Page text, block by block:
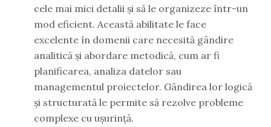
cele mai mici detalii și să le organizeze într-un
mod eficient. Această abilitate le face
excelente în domenii care necesită gândire
analitică și abordare metodică, cum ar fi
planificarea, analiza datelor sau
managementul proiectelor. Gândirea lor logică
și structurată le permite să rezolve probleme
complexe cu ușurință.